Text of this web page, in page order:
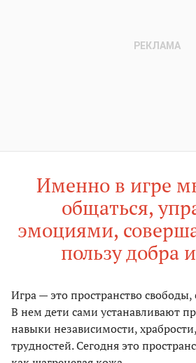
Именно в игре
общаться,
эмоциями,
пользу добра
Игра — это пространство свободы,
В нем дети сами устанавливают
навыки независимости,
трудностей. Сегодня это